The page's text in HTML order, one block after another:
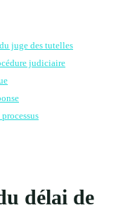
juge des tutelles
judiciaire
délai de